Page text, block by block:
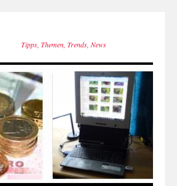
Tipps, Themen, Trends, News